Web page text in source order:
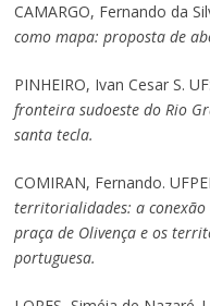
CAMARGO, Fernando da
como mapa: proposta de
PINHEIRO, Ivan Cesar S.
fronteira sudoeste do Rio
santa tecla.
COMIRAN, Fernando.
territorialidades: a
praça de Olivença e os
portuguesa.